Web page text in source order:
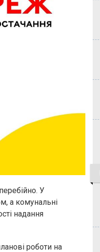
У
а комунальні
надання
роботи на